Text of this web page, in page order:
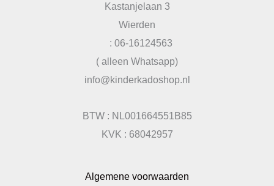
Kastanjelaan 3
Wierden
: 06-16124563
( alleen Whatsapp)
info@kinderkadoshop.nl
BTW : NL001664551B85
KVK : 68042957
Algemene voorwaarden